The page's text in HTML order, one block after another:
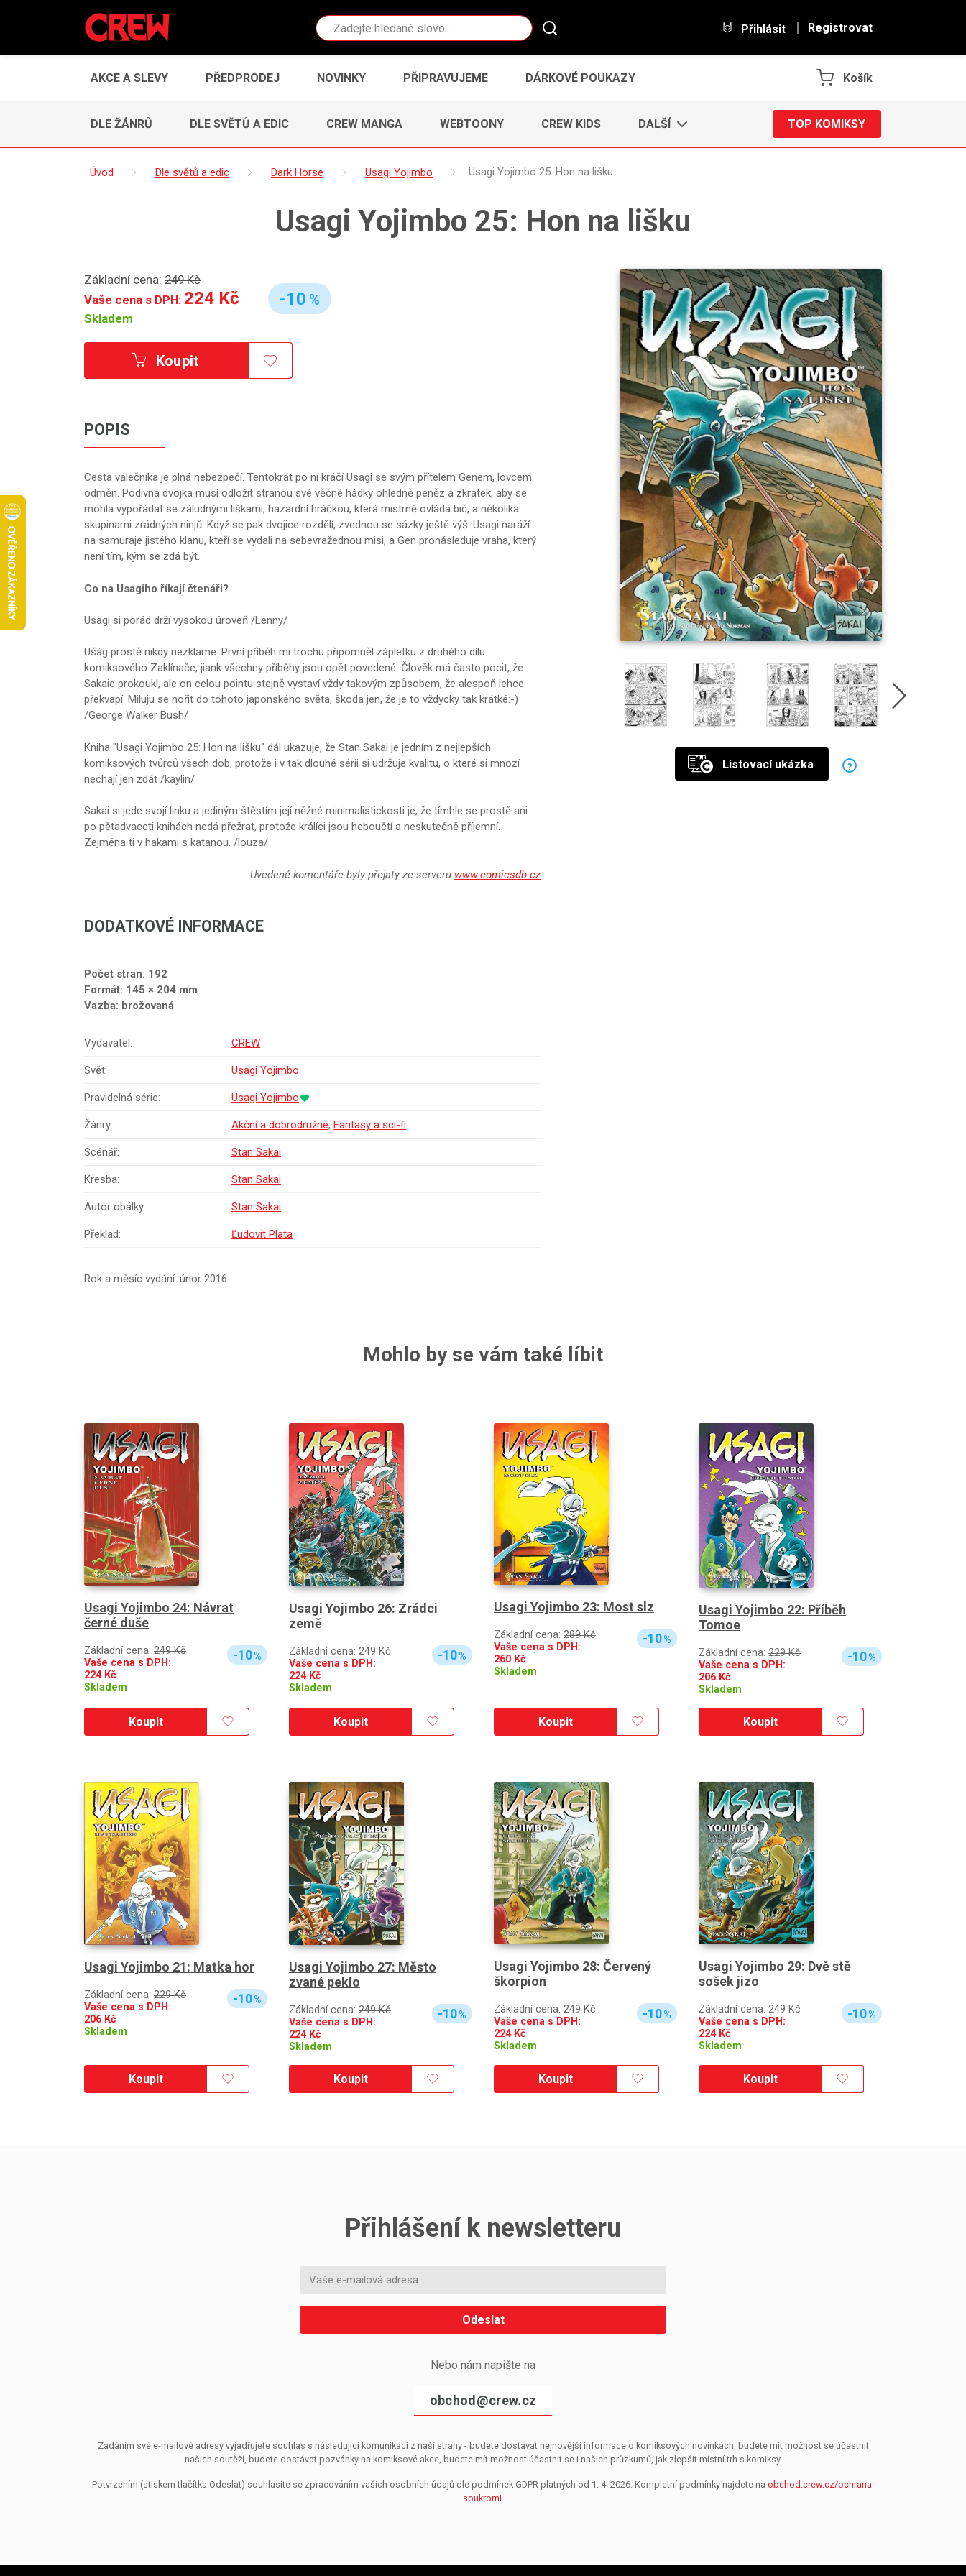
Vyhledávání Přihlásit Registrovat
AKCE A SLEVY PŘEDPRODEJ NOVINKY PŘIPRAVUJEME DÁRKOVÉ POUKAZY Košík
DLE ŽÁNRŮ DLE SVĚTŮ A EDIC CREW MANGA WEBTOONY CREW KIDS DALŠÍ TOP KOMIKSY
Úvod Dle světů a edic Dark Horse Usagi Yojimbo Usagi Yojimbo 25: Hon na lišku
Usagi Yojimbo 25: Hon na lišku
Základní cena: 249 Kč
Vaše cena s DPH: 224 Kč
Skladem
-10 %
Koupit
POPIS
Cesta válečníka je plná nebezpečí. Tentokrát po ní kráčí Usagi se svým přítelem Genem, lovcem
odměn. Podivná dvojka musí odložit stranou své věčné hádky ohledně peněz a zkratek, aby se
mohla vypořádat se záludnými liškami, hazardní hráčkou, která mistrně ovládá bič, a několika
skupinami zrádných ninjů. Když se pak dvojice rozdělí, zvednou se sázky ještě výš. Usagi naráží
na samuraje jistého klanu, kteří se vydali na sebevražednou misi, a Gen pronásleduje vraha, který
není tím, kým se zdá být.
Co na Usagiho říkají čtenáři?
Usagi si porád drží vysokou úroveň /Lenny/
Ušág prostě nikdy nezklame. První příběh mi trochu připomněl zápletku z druhého dílu
komiksového Zaklínače, jiank všechny příběhy jsou opět povedené. Člověk má často pocit, že
Sakaie prokoukl, ale on celou pointu stejně vystaví vždy takovým způsobem, že alespoň lehce
překvapí. Miluju se nořit do tohoto japonského světa, škoda jen, že je to vždycky tak krátké:-)
/George Walker Bush/
Kniha "Usagi Yojimbo 25: Hon na lišku" dál ukazuje, že Stan Sakai je jedním z nejlepších
komiksových tvůrců všech dob, protože i v tak dlouhé sérii si udržuje kvalitu, o které si mnozí
nechají jen zdát /kaylin/
Sakai si jede svojí linku a jediným štěstím její něžné minimalistickosti je, že tímhle se prostě ani
po pětadvaceti knihách nedá přežrat, protože králíci jsou heboučtí a neskutečně příjemní.
Zejména ti v hakami s katanou. /louza/
Uvedené komentáře byly přejaty ze serveru www.comicsdb.cz
DODATKOVÉ INFORMACE
Počet stran: 192
Formát: 145 × 204 mm
Vazba: brožovaná
Vydavatel: CREW
Svět: Usagi Yojimbo
Pravidelná série: Usagi Yojimbo
Žánry: Akční a dobrodružné, Fantasy a sci-fi
Scénář: Stan Sakai
Kresba: Stan Sakai
Autor obálky: Stan Sakai
Překlad: Ľudovít Plata
Rok a měsíc vydání: únor 2016
Listovací ukázka ?
Mohlo by se vám také líbit
Usagi Yojimbo 24: Návrat
černé duše
Základní cena: 249 Kč
Vaše cena s DPH:
224Kč
Skladem
-10%
Koupit
Usagi Yojimbo 26: Zrádci
země
Základní cena: 249 Kč
Vaše cena s DPH:
224Kč
Skladem
-10%
Koupit
Usagi Yojimbo 23: Most slz
Základní cena: 289 Kč
Vaše cena s DPH:
260 Kč
Skladem
-10%
Koupit
Usagi Yojimbo 22: Příběh
Tomoe
Základní cena: 229 Kč
Vaše cena s DPH:
206 Kč
Skladem
-10%
Koupit
Usagi Yojimbo 21: Matka hor
Základní cena: 229 Kč
Vaše cena s DPH:
206 Kč
Skladem
-10%
Koupit
Usagi Yojimbo 27: Město
zvané peklo
Základní cena: 249 Kč
Vaše cena s DPH:
224Kč
Skladem
-10%
Koupit
Usagi Yojimbo 28: Červený
škorpion
Základní cena: 249 Kč
Vaše cena s DPH:
224Kč
Skladem
-10%
Koupit
Usagi Yojimbo 29: Dvě stě
sošek jizo
Základní cena: 249 Kč
Vaše cena s DPH:
224Kč
Skladem
-10%
Koupit
Přihlášení k newsletteru
Odeslat
Nebo nám napište na
obchod@crew.cz
Zadáním své e-mailové adresy vyjadřujete souhlas s následující komunikací z naší strany - budete dostávat nejnovější informace o komiksových novinkách, budete mít možnost se účastnit
našich soutěží, budete dostávat pozvánky na komiksové akce, budete mít možnost účastnit se i našich průzkumů, jak zlepšit místní trh s komiksy.
Potvrzením (stiskem tlačítka Odeslat) souhlasíte se zpracováním vašich osobních údajů dle podmínek GDPR platných od 1. 4. 2026. Kompletní podmínky najdete na obchod.crew.cz/ochrana-
soukromi.